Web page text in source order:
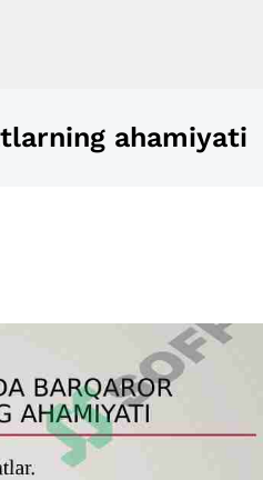
ahamiyati